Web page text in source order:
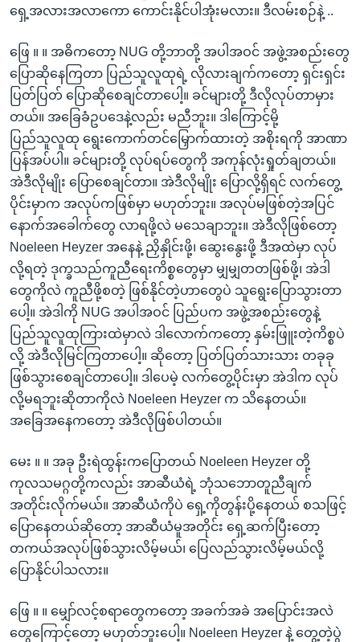
ရှေ့အလားအလာကော ကောင်းနိုင်ပါအုံးမလား။ ဒီလမ်းစဉ်နဲ့ ..
ဖြေ ။ ။ အဓိကတော့ NUG တို့ဘာတို့ အပါအဝင် အဖွဲ့အစည်းတွေ
ပြောဆိုနေကြတာ ပြည်သူလူထုရဲ့ လိုလားချက်ကတော့ ရှင်းရှင်း
ပြတ်ပြတ် ပြောဆိုစေချင်တာပေါ့။ ခင်များတို့ ဒီလိုလုပ်တာမှား
တယ်။ အခြေခံဥပဒေနဲ့လည်း မညီဘူး။ ဒါကြောင့်မို့
ပြည်သူလူထု ရွေးကောက်တင်မြှောက်ထားတဲ့ အစိုးရကို အာဏာ
ပြန်အပ်ပါ။ ခင်များတို့ လုပ်ရပ်တွေကို အကုန်လုံးရှုတ်ချတယ်။
အဲဒီလိုမျိုး ပြောစေချင်တာ။ အဲဒီလိုမျိုး ပြောလို့ရှိရင် လက်တွေ့
ပိုင်းမှာက အလုပ်ကဖြစ်မှာ မဟုတ်ဘူး။ အလုပ်မဖြစ်တဲ့အပြင်
နောက်အခေါက်တွေ လာရဖို့လဲ မသေချာဘူး။ အဲဒီလိုဖြစ်တော့
Noeleen Heyzer အနေနဲ့ ညှိနှိုင်းဖို့၊ ဆွေးနွေးဖို့ ဒီအထဲမှာ လုပ်
လို့ရတဲ့ ဒုက္ခသည်ကူညီရေးကိစ္စတွေမှာ မျှမျှတတဖြစ်ဖို့၊ အဲဒါ
တွေကိုလဲ ကူညီဖို့စတဲ့ ဖြစ်နိုင်တဲ့ဟာတွေပဲ သူရွေးပြောသွားတာ
ပေါ့။ အဲဒါကို NUG အပါအဝင် ပြည်ပက အဖွဲ့အစည်းတွေနဲ့
ပြည်သူလူထုကြားထဲမှာလဲ ဒါလောက်ကတော့ နှမ်းဖြူးတဲ့ကိစ္စပဲ
လို့ အဲဒီလိုမြင်ကြတာပေါ့။ ဆိုတော့ ပြတ်ပြတ်သားသား တခုခု
ဖြစ်သွားစေချင်တာပေါ့။ ဒါပေမဲ့ လက်တွေ့ပိုင်းမှာ အဲဒါက လုပ်
လို့မရဘူးဆိုတာကိုလဲ Noeleen Heyzer က သိနေတယ်။
အခြေအနေကတော့ အဲဒီလိုဖြစ်ပါတယ်။
မေး ။ ။ အခု ဦးရဲထွန်းကပြောတယ် Noeleen Heyzer တို့
ကုလသမဂ္ဂတို့ကလည်း အာဆီယံရဲ့ ဘုံသဘောတူညီချက်
အတိုင်းလိုက်မယ်။ အာဆီယံကိုပဲ ရှေ့ကိုတွန်းပို့နေတယ် စသဖြင့်
ပြောနေတယ်ဆိုတော့ အာဆီယံမူအတိုင်း ရှေ့ဆက်ပြီးတော့
တကယ်အလုပ်ဖြစ်သွားလိမ့်မယ်၊ ပြေလည်သွားလိမ့်မယ်လို့
ပြောနိုင်ပါသလား။
ဖြေ ။ ။ မျှော်လင့်စရာတွေကတော့ အခက်အခဲ အပြောင်းအလဲ
တွေကြောင့်တော့ မဟုတ်ဘူးပေါ့။ Noeleen Heyzer နဲ့ တွေ့တဲ့ပွဲ